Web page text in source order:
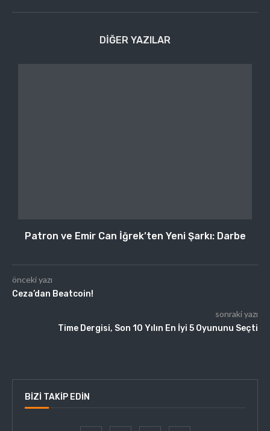
DIĞER YAZILAR
Patron ve Emir Can İğrek’ten Yeni Şarkı: Darbe
önceki yazı
Ceza’dan Beatcoin!
sonraki yazı
Time Dergisi, Son 10 Yılın En İyi 5 Oyununu Seçti
BIZI TAKIP EDIN